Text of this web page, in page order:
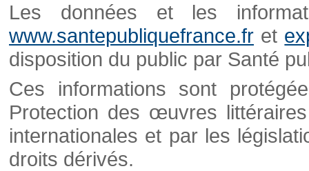
Les données et les
www.santepubliquefrance.fr et
disposition du public par Santé
Ces informations sont
Protection des œuvres
internationales et par les
droits dérivés.